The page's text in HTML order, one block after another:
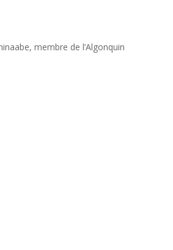
membre de l’Algonquin